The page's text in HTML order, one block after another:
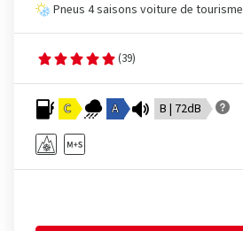
Pneus 4 saisons voiture de tourisme
(39)
C A B | 72dB